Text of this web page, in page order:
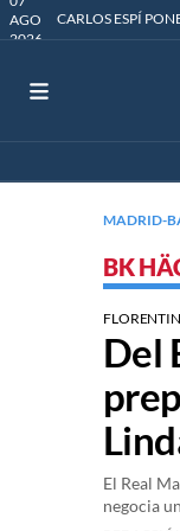
AGO
2026
CARLOS ESPÍ
MADRID-
BK
Del
El Real
negocia